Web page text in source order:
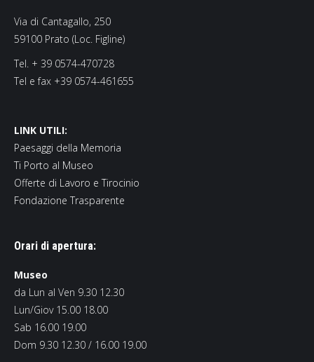
Via di Cantagallo, 250
59100 Prato (Loc. Figline)
Tel. + 39 0574-470728
Tel e fax +39 0574-461655
LINK UTILI:
Paesaggi della Memoria
Ti Porto al Museo
Offerte di Lavoro e Tirocinio
Fondazione Trasparente
Orari di apertura:
Museo
da Lun al Ven 9.30 12.30
Lun/Giov 15.00 18.00
Sab 16.00 19.00
Dom 9.30 12.30 / 16.00 19.00